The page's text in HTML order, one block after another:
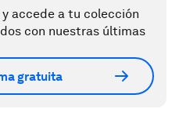
accede a tu colección
con nuestras últimas
gratuita